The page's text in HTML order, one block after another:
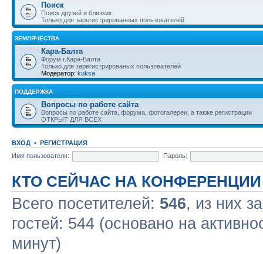
Поиск
Поиск друзей и близких
Только для зарегистрированных пользователей
ЗЕМЛЯЧЕСТВА
Кара-Балта
Форум г.Кара-Балта
Только для зарегистрированых пользователей
Модератор: kuksa
ПОДДЕРЖКА
Вопросы по работе сайта
Вопросы по работе сайта, форума, фотогалереи, а также регистрации
ОТКРЫТ ДЛЯ ВСЕХ
ВХОД • РЕГИСТРАЦИЯ
Имя пользователя:
Пароль:
КТО СЕЙЧАС НА КОНФЕРЕНЦИИ
Всего посетителей: 546, из них
гостей: 544 (основано на
минут)